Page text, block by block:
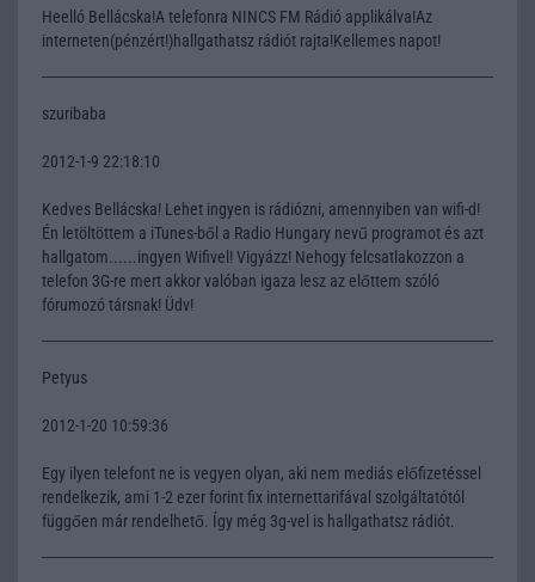
Heelló Bellácska!A telefonra NINCS FM Rádió applikálva!Az
interneten(pénzért!)hallgathatsz rádiót rajta!Kellemes napot!
szuribaba
2012-1-9 22:18:10
Kedves Bellácska! Lehet ingyen is rádiózni, amennyiben van wifi-d!
Én letöltöttem a iTunes-ből a Radio Hungary nevű programot és azt
hallgatom......ingyen Wifivel! Vigyázz! Nehogy felcsatlakozzon a
telefon 3G-re mert akkor valóban igaza lesz az előttem szóló
fórumozó társnak! Üdv!
Petyus
2012-1-20 10:59:36
Egy ilyen telefont ne is vegyen olyan, aki nem mediás előfizetéssel
rendelkezik, ami 1-2 ezer forint fix internettarifával szolgáltatótól
függően már rendelhető. Így még 3g-vel is hallgathatsz rádiót.